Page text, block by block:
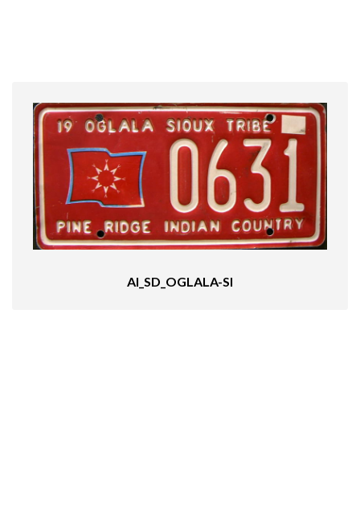
AI_SD_OGLALA-SI